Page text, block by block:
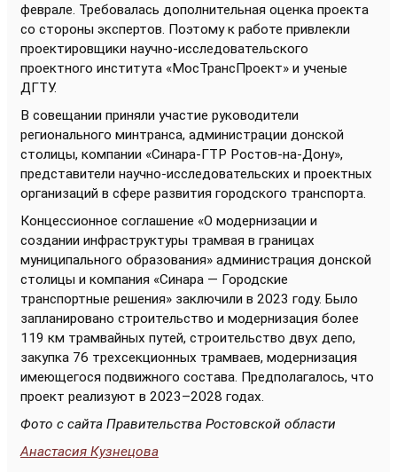
феврале. Требовалась дополнительная оценка проекта
со стороны экспертов. Поэтому к работе привлекли
проектировщики научно-исследовательского
проектного института «МосТрансПроект» и ученые
ДГТУ.
В совещании приняли участие руководители
регионального минтранса, администрации донской
столицы, компании «Синара-ГТР Ростов-на-Дону»,
представители научно-исследовательских и проектных
организаций в сфере развития городского транспорта.
Концессионное соглашение «О модернизации и
создании инфраструктуры трамвая в границах
муниципального образования» администрация донской
столицы и компания «Синара — Городские
транспортные решения» заключили в 2023 году. Было
запланировано строительство и модернизация более
119 км трамвайных путей, строительство двух депо,
закупка 76 трехсекционных трамваев, модернизация
имеющегося подвижного состава. Предполагалось, что
проект реализуют в 2023–2028 годах.
Фото с сайта Правительства Ростовской области
Анастасия Кузнецова